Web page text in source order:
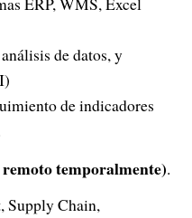
de datos, y
de indicadores
temporalmente).
Supply Chain,